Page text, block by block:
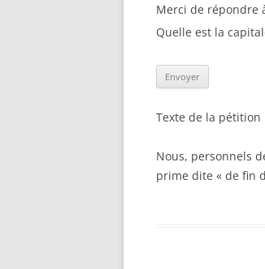
Merci de répondre
Quelle est la
Texte de la pétition
Nous, personnels
prime dite « de fin